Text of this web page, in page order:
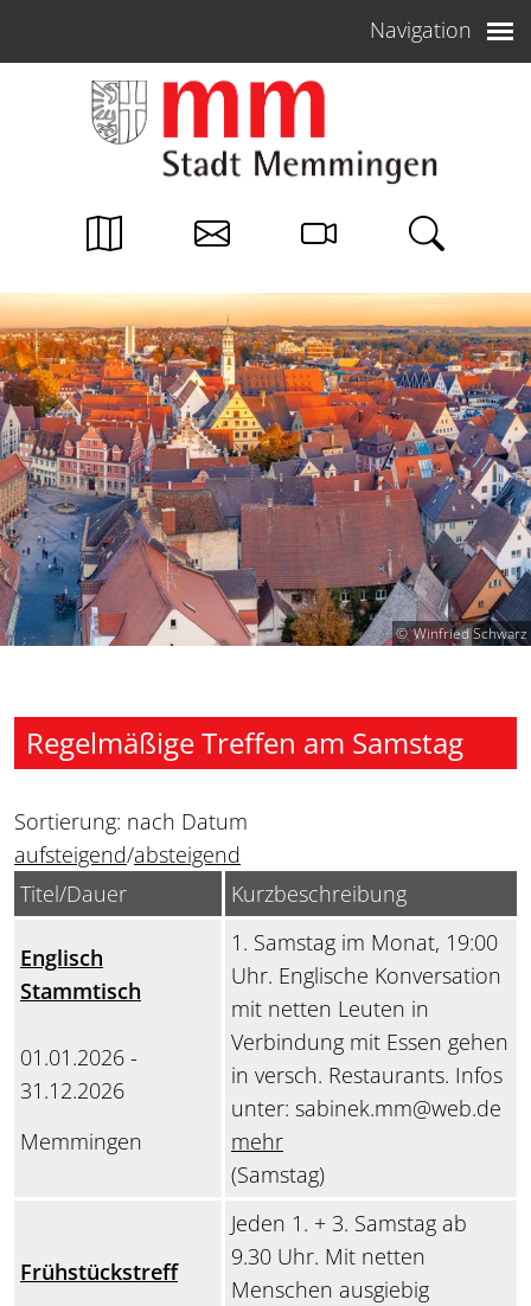
Navigation
Winfried Schwarz
Regelmäßige Treffen am Samstag
Sortierung: nach Datum
aufsteigend/absteigend
Titel/Dauer
Kurzbeschreibung
Englisch
Stammtisch
01.01.2026 -
31.12.2026
Memmingen
1. Samstag im Monat, 19:00
Uhr. Englische Konversation
mit netten Leuten in
Verbindung mit Essen gehen
in versch. Restaurants. Infos
unter: sabinek.mm@web.de
mehr
(Samstag)
Frühstückstreff
Jeden 1. + 3. Samstag ab
9.30 Uhr. Mit netten
Menschen ausgiebig